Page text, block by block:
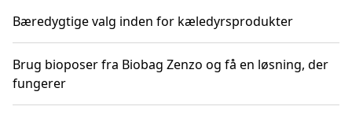
Bæredygtige valg inden for kæledyrsprodukter
Brug bioposer fra Biobag Zenzo og få en løsning, der
fungerer